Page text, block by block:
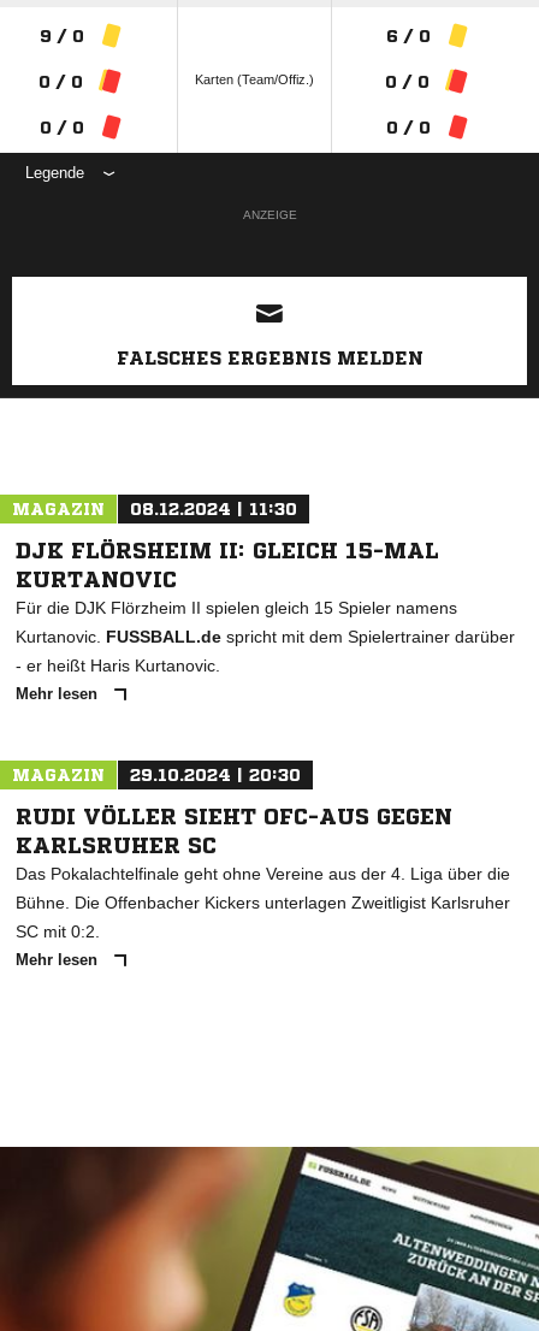
9 / 0
0 / 0
0 / 0
Karten (Team/Offiz.)
6 / 0
0 / 0
0 / 0
Legende
ANZEIGE
FALSCHES ERGEBNIS MELDEN
MAGAZIN 08.12.2024 | 11:30
DJK FLÖRSHEIM II: GLEICH 15-MAL
KURTANOVIC
Für die DJK Flörzheim II spielen gleich 15 Spieler namens
Kurtanovic. FUSSBALL.de spricht mit dem Spielertrainer darüber
- er heißt Haris Kurtanovic.
Mehr lesen
MAGAZIN 29.10.2024 | 20:30
RUDI VÖLLER SIEHT OFC-AUS GEGEN
KARLSRUHER SC
Das Pokalachtelfinale geht ohne Vereine aus der 4. Liga über die
Bühne. Die Offenbacher Kickers unterlagen Zweitligist Karlsruher
SC mit 0:2.
Mehr lesen